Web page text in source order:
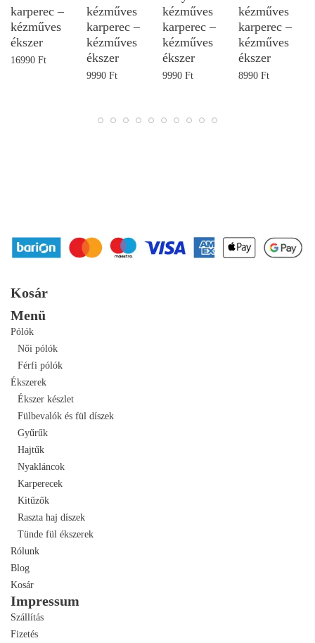
karperec –
kézműves
ékszer
16990 Ft
kézműves
karperec –
kézműves
ékszer
9990Ft
kézműves
karperec –
kézműves
ékszer
9990Ft
kézműves
karperec –
kézműves
ékszer
8990Ft
Kosár
Menü
Pólók
Női pólók
Férfi pólók
Ékszerek
Ékszer készlet
Fülbevalók és fül díszek
Gyűrűk
Hajtűk
Nyakláncok
Karperecek
Kitűzők
Raszta haj díszek
Tünde fül ékszerek
Rólunk
Blog
Kosár
Impressum
Szállítás
Fizetés